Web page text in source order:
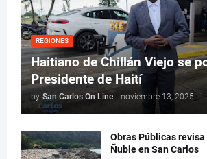
REGIONES
Haitiano de Chillán Viejo se
Presidente de Haití
by San Carlos On Line - noviembre 13, 2025
Obras Públicas
Ñuble en San Carlos